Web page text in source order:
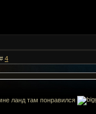
4
ланд там понравился